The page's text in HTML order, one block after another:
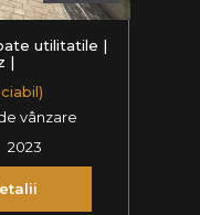
utilitatile |
|
vânzare
2023